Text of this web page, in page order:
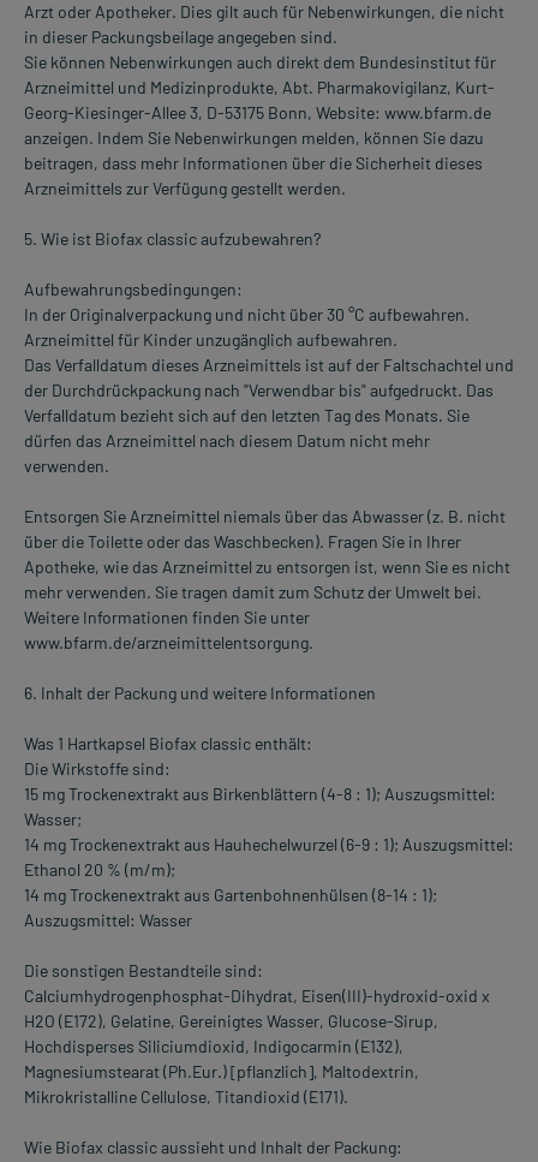
Arzt oder Apotheker. Dies gilt auch für Nebenwirkungen, die nicht
in dieser Packungsbeilage angegeben sind.
Sie können Nebenwirkungen auch direkt dem Bundesinstitut für
Arzneimittel und Medizinprodukte, Abt. Pharmakovigilanz, Kurt-
Georg-Kiesinger-Allee 3, D-53175 Bonn, Website: www.bfarm.de
anzeigen. Indem Sie Nebenwirkungen melden, können Sie dazu
beitragen, dass mehr Informationen über die Sicherheit dieses
Arzneimittels zur Verfügung gestellt werden.
5. Wie ist Biofax classic aufzubewahren?
Aufbewahrungsbedingungen:
In der Originalverpackung und nicht über 30 °C aufbewahren.
Arzneimittel für Kinder unzugänglich aufbewahren.
Das Verfalldatum dieses Arzneimittels ist auf der Faltschachtel und
der Durchdrückpackung nach "Verwendbar bis" aufgedruckt. Das
Verfalldatum bezieht sich auf den letzten Tag des Monats. Sie
dürfen das Arzneimittel nach diesem Datum nicht mehr
verwenden.
Entsorgen Sie Arzneimittel niemals über das Abwasser (z. B. nicht
über die Toilette oder das Waschbecken). Fragen Sie in Ihrer
Apotheke, wie das Arzneimittel zu entsorgen ist, wenn Sie es nicht
mehr verwenden. Sie tragen damit zum Schutz der Umwelt bei.
Weitere Informationen finden Sie unter
www.bfarm.de/arzneimittelentsorgung.
6. Inhalt der Packung und weitere Informationen
Was 1 Hartkapsel Biofax classic enthält:
Die Wirkstoffe sind:
15 mg Trockenextrakt aus Birkenblättern (4-8 : 1); Auszugsmittel:
Wasser;
14 mg Trockenextrakt aus Hauhechelwurzel (6-9 : 1); Auszugsmittel:
Ethanol 20 % (m/m);
14 mg Trockenextrakt aus Gartenbohnenhülsen (8-14 : 1);
Auszugsmittel: Wasser
Die sonstigen Bestandteile sind:
Calciumhydrogenphosphat-Dihydrat, Eisen(III)-hydroxid-oxid x
H2O (E172), Gelatine, Gereinigtes Wasser, Glucose-Sirup,
Hochdisperses Siliciumdioxid, Indigocarmin (E132),
Magnesiumstearat (Ph.Eur.) [pflanzlich], Maltodextrin,
Mikrokristalline Cellulose, Titandioxid (E171).
Wie Biofax classic aussieht und Inhalt der Packung: